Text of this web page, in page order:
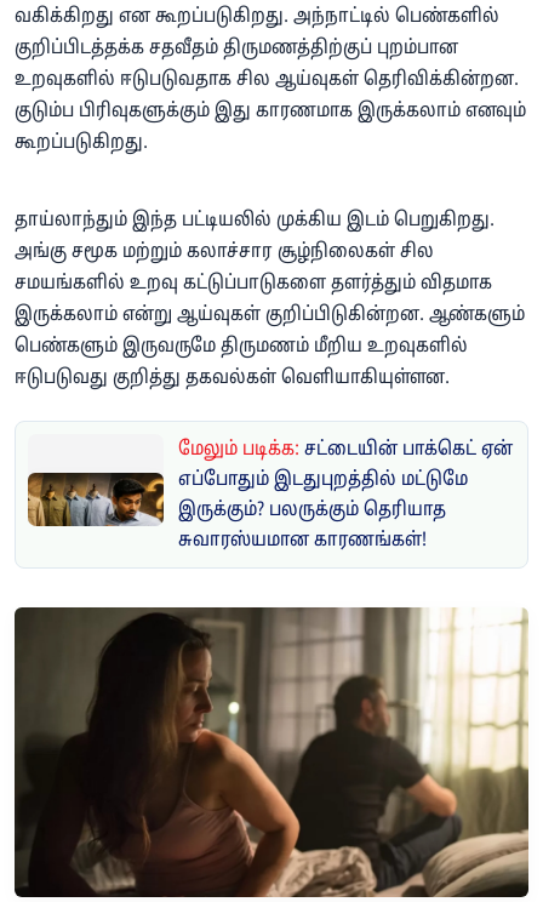
வகிக்கிறது என கூறப்படுகிறது. அந்நாட்டில் பெண்களில்
குறிப்பிடத்தக்க சதவீதம் திருமணத்திற்குப் புறம்பான
உறவுகளில் ஈடுபடுவதாக சில ஆய்வுகள் தெரிவிக்கின்றன.
குடும்ப பிரிவுகளுக்கும் இது காரணமாக இருக்கலாம் எனவும்
கூறப்படுகிறது.
தாய்லாந்தும் இந்த பட்டியலில் முக்கிய இடம் பெறுகிறது.
அங்கு சமூக மற்றும் கலாச்சார சூழ்நிலைகள் சில
சமயங்களில் உறவு கட்டுப்பாடுகளை தளர்த்தும் விதமாக
இருக்கலாம் என்று ஆய்வுகள் குறிப்பிடுகின்றன. ஆண்களும்
பெண்களும் இருவருமே திருமணம் மீறிய உறவுகளில்
ஈடுபடுவது குறித்து தகவல்கள் வெளியாகியுள்ளன.
மேலும் படிக்க: சட்டையின் பாக்கெட் ஏன்
எப்போதும் இடதுபுறத்தில் மட்டுமே
இருக்கும்? பலருக்கும் தெரியாத
சுவாரஸ்யமான காரணங்கள்!